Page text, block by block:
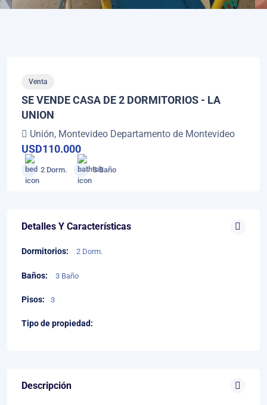
Venta
SE VENDE CASA DE 2 DORMITORIOS - LA
UNION
Unión, Montevideo Departamento de Montevideo
USD110.000
2 Dorm. 3 Baño
Detalles Y Características
Dormitorios: 2 Dorm.
Baños: 3 Baño
Pisos: 3
Tipo de propiedad:
Descripción